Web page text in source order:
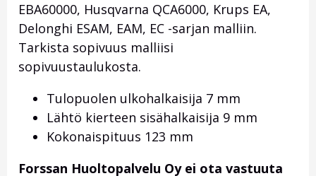
EBA60000, Husqvarna QCA6000, Krups EA,
Delonghi ESAM, EAM, EC -sarjan malliin.
Tarkista sopivuus malliisi
sopivuustaulukosta.
Tulopuolen ulkohalkaisija 7 mm
Lähtö kierteen sisähalkaisija 9 mm
Kokonaispituus 123 mm
Forssan Huoltopalvelu Oy ei ota vastuuta